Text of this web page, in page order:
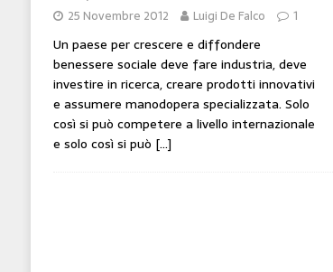
25 Novembre 2012 Luigi De Falco 1
Un paese per crescere e diffondere
benessere sociale deve fare industria, deve
investire in ricerca, creare prodotti innovativi
e assumere manodopera specializzata. Solo
così si può competere a livello internazionale
e solo così si può […]